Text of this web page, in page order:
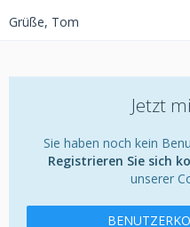
Grüße, Tom
Jetzt
Sie haben noch kein
Registrieren Sie sich
unserer